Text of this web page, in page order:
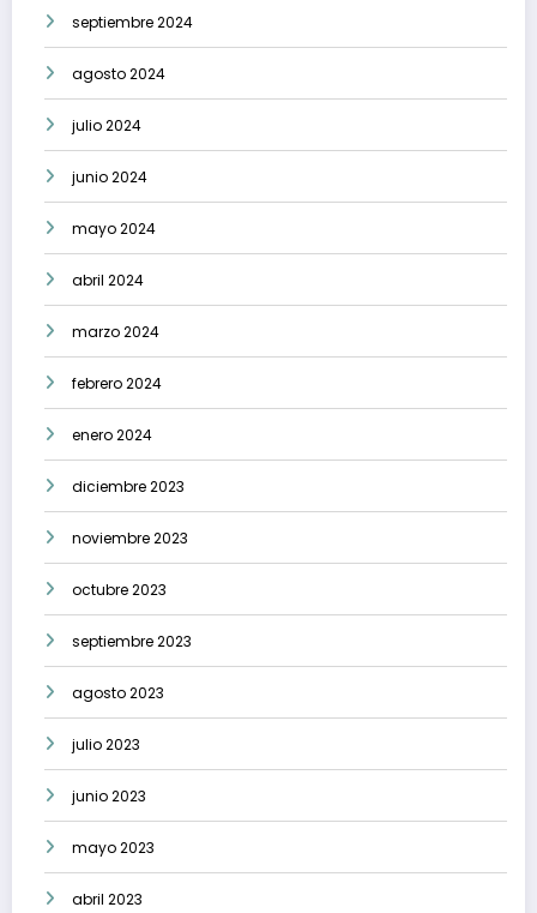
septiembre 2024
agosto 2024
julio 2024
junio 2024
mayo 2024
abril 2024
marzo 2024
febrero 2024
enero 2024
diciembre 2023
noviembre 2023
octubre 2023
septiembre 2023
agosto 2023
julio 2023
junio 2023
mayo 2023
abril 2023